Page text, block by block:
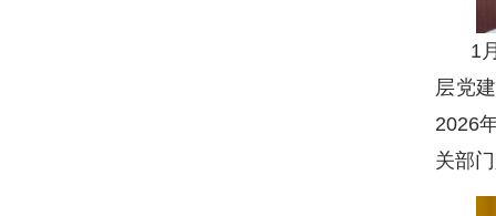
1
层党
2026
关部